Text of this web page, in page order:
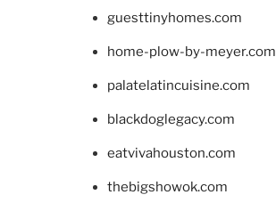
guesttinyhomes.com
home-plow-by-meyer.com
palatelatincuisine.com
blackdoglegacy.com
eatvivahouston.com
thebigshowok.com